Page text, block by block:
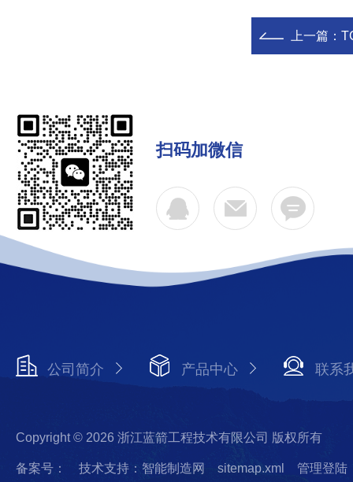
上一篇：
扫码加微信
公司简介 产品中心 联系
Copyright © 2026 浙江蓝箭工程技术有限公司 版权所有
备案号： 技术支持：智能制造网 sitemap.xml 管理登陆